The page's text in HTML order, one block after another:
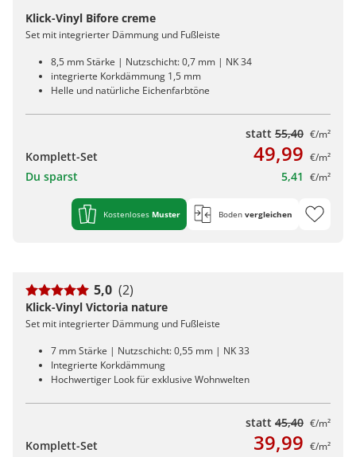
Klick-Vinyl Bifore creme
Set mit integrierter Dämmung und Fußleiste
8,5 mm Stärke | Nutzschicht: 0,7 mm | NK 34
integrierte Korkdämmung 1,5 mm
Helle und natürliche Eichenfarbtöne
statt 55,40 €/m²
Komplett-Set 49,99 €/m²
Du sparst 5,41 €/m²
Kostenloses Muster Boden vergleichen
5,0 (2)
Klick-Vinyl Victoria nature
Set mit integrierter Dämmung und Fußleiste
7 mm Stärke | Nutzschicht: 0,55 mm | NK 33
Integrierte Korkdämmung
Hochwertiger Look für exklusive Wohnwelten
statt 45,40 €/m²
Komplett-Set 39,99 €/m²